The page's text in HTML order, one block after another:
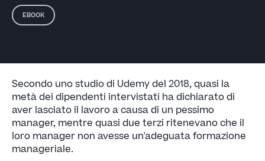
EBOOK
Secondo uno studio di Udemy del 2018, quasi la
metà dei dipendenti intervistati ha dichiarato di
aver lasciato il lavoro a causa di un pessimo
manager, mentre quasi due terzi ritenevano che il
loro manager non avesse un'adeguata formazione
manageriale.